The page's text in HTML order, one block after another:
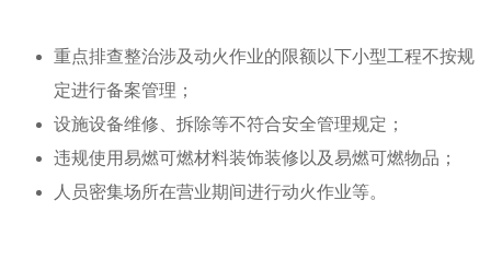
重点排查整治涉及动火作业的限额以下小型工程不按规
定进行备案管理；
设施设备维修、拆除等不符合安全管理规定；
违规使用易燃可燃材料装饰装修以及易燃可燃物品；
人员密集场所在营业期间进行动火作业等。